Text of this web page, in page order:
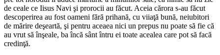
de ceale ce Iisus Navi şi prorocii au făcut. Aceia cărora s-au făcut
descoperirea au fost oameni fără prihană, cu viiaţă bună, neiubitori
de mărire deşeartă, şi pentru aceaea nici un prepus nu poate să fie că
au vrut să înşeale, ba încă sânt întru ei toate acealea care pot să facă
credinţă.